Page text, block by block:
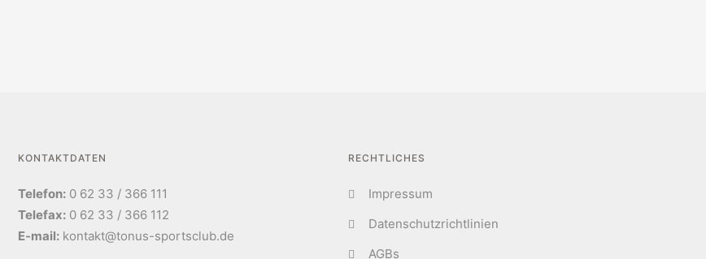
KONTAKTDATEN
Telefon: 0 62 33 / 366 111
Telefax: 0 62 33 / 366 112
E-mail: kontakt@tonus-sportsclub.de
RECHTLICHES
Impressum
Datenschutzrichtlinien
AGBs